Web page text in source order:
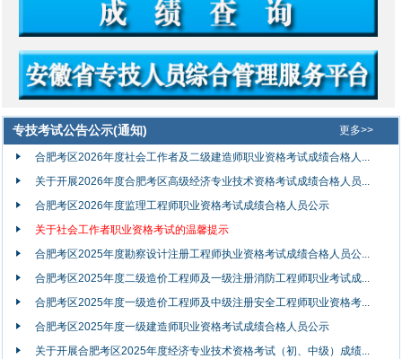
专技考试公告公示(通知) 更多>>
合肥考区2026年度社会工作者及二级建造师职业资格考试成绩合格人...
关于开展2026年度合肥考区高级经济专业技术资格考试成绩合格人员...
合肥考区2026年度监理工程师职业资格考试成绩合格人员公示
关于社会工作者职业资格考试的温馨提示
合肥考区2025年度勘察设计注册工程师执业资格考试成绩合格人员公...
合肥考区2025年度二级造价工程师及一级注册消防工程师职业考试成...
合肥考区2025年度一级造价工程师及中级注册安全工程师职业资格考...
合肥考区2025年度一级建造师职业资格考试成绩合格人员公示
关于开展合肥考区2025年度经济专业技术资格考试（初、中级）成绩...